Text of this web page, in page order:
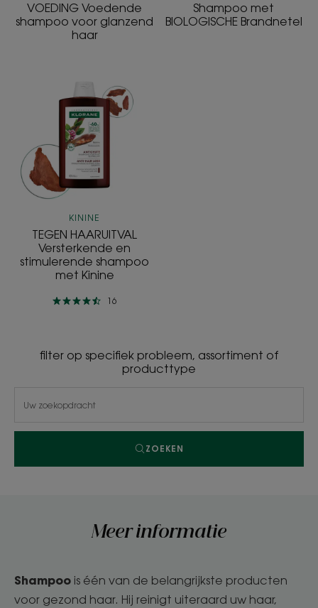
VOEDING Voedende
shampoo voor glanzend
haar
Shampoo met
BIOLOGISCHE Brandnetel
HAARUITVAL
Versterkende
en
stimulerende
shampoo
met
Kinine
KININE
TEGEN HAARUITVAL
Versterkende en
stimulerende shampoo
met Kinine
16
filter op specifiek probleem, assortiment of
producttype
ZOEKEN
Meer informatie
Shampoo is één van de belangrijkste producten
voor gezond haar. Hij reinigt uiteraard uw haar,